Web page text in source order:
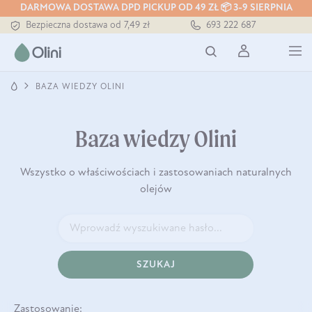
DARMOWA DOSTAWA DPD PICKUP OD 49 ZŁ 📦 3-9 SIERPNIA
Bezpieczna dostawa od 7,49 zł
Darmowa dostawa od 199 zł
Tłoczony zawsze na zimno
693 222 687
BAZA WIEDZY OLINI
Baza wiedzy Olini
Wszystko o właściwościach i zastosowaniach naturalnych
olejów
SZUKAJ
Zastosowanie: